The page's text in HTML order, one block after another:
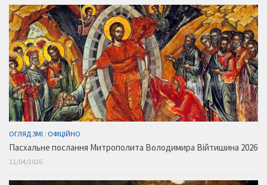
ОГЛЯД ЗМІ / ОФІЦІЙНО
Пасхальне послання Митрополита Володимира Війтишина 2026
11/04/2026